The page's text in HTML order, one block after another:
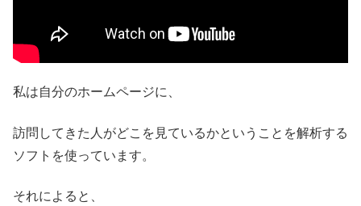
私は自分のホームページに、
訪問してきた人がどこを見ているかということを解析する
ソフトを使っています。
それによると、